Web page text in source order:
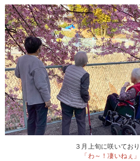
３月上旬に咲いており
「わ～！凄いねぇ」